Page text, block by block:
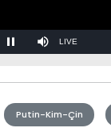
Mute Stream
Putin-Kim-Çin